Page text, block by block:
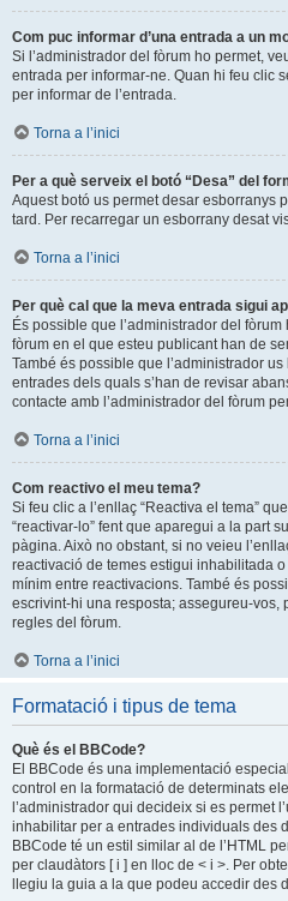
Com puc informar d’una entrada a un
Si l’administrador del fòrum ho permet,
entrada per informar-ne. Quan hi feu clic
per informar de l’entrada.
Torna a l’inici
Per a què serveix el botó “Desa” del
Aquest botó us permet desar esborranys
tard. Per recarregar un esborrany desat
Torna a l’inici
Per què cal que la meva entrada sigui
És possible que l’administrador del
fòrum en el que esteu publicant han de
També és possible que l’administrador
entrades dels quals s’han de revisar
contacte amb l’administrador del fòrum
Torna a l’inici
Com reactivo el meu tema?
Si feu clic a l’enllaç “Reactiva el tema”
“reactivar-lo” fent que aparegui a la part
pàgina. Això no obstant, si no veieu
reactivació de temes estigui inhabilitada
mínim entre reactivacions. També és
escrivint-hi una resposta; assegureu-vos,
regles del fòrum.
Torna a l’inici
Formatació i tipus de tema
Què és el BBCode?
El BBCode és una implementació
control en la formatació de determinats
l’administrador qui decideix si es permet
inhabilitar per a entrades individuals des
BBCode té un estil similar al de l’HTML
per claudàtors [ i ] en lloc de < i >. Per
llegiu la guia a la que podeu accedir des